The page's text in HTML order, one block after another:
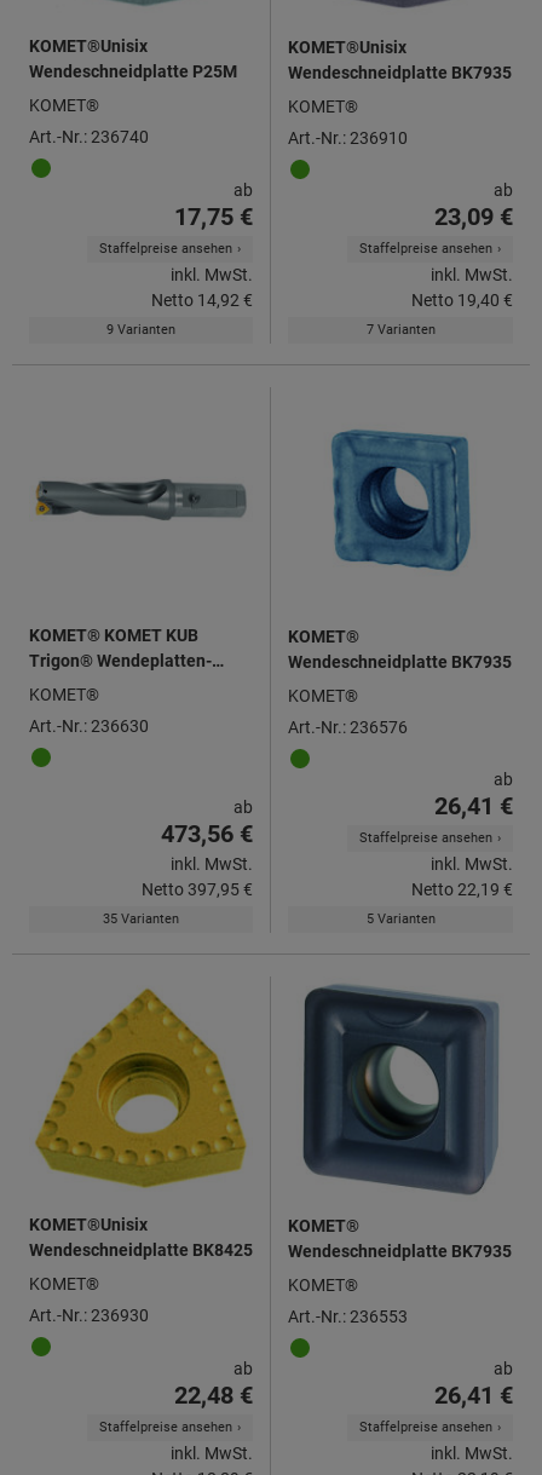
KOMET®Unisix
Wendeschneidplatte P25M
KOMET®
Art.-Nr.: 236740
ab
17,75 €
Staffelpreise ansehen
inkl. MwSt.
Netto 14,92 €
9 Varianten
KOMET®Unisix
Wendeschneidplatte BK7935
KOMET®
Art.-Nr.: 236910
ab
23,09 €
Staffelpreise ansehen
inkl. MwSt.
Netto 19,40 €
7 Varianten
KOMET® KOMET KUB
Trigon® Wendeplatten-
Vollbohrer mit Kombischaft,
WOEX
KOMET®
Art.-Nr.: 236630
ab
473,56 €
inkl. MwSt.
Netto 397,95 €
35 Varianten
KOMET®
Wendeschneidplatte BK7935
KOMET®
Art.-Nr.: 236576
ab
26,41 €
Staffelpreise ansehen
inkl. MwSt.
Netto22,19 €
5 Varianten
KOMET®Unisix
Wendeschneidplatte BK8425
KOMET®
Art.-Nr.: 236930
ab
22,48 €
Staffelpreise ansehen
inkl. MwSt.
KOMET®
Wendeschneidplatte BK7935
KOMET®
Art.-Nr.: 236553
ab
26,41 €
Staffelpreise ansehen
inkl. MwSt.